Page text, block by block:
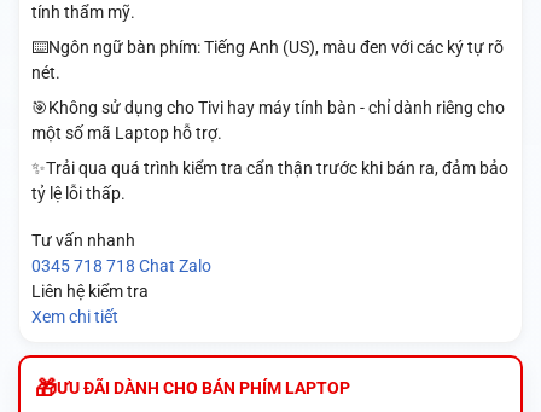
tính thẩm mỹ.
⌨️Ngôn ngữ bàn phím: Tiếng Anh (US), màu đen với các ký tự rõ
nét.
🎯Không sử dụng cho Tivi hay máy tính bàn - chỉ dành riêng cho
một số mã Laptop hỗ trợ.
✨Trải qua quá trình kiểm tra cẩn thận trước khi bán ra, đảm bảo
tỷ lệ lỗi thấp.
Tư vấn nhanh
0345 718 718 Chat Zalo
Liên hệ kiểm tra
Xem chi tiết
ƯU ĐÃI DÀNH CHO BÁN PHÍM LAPTOP